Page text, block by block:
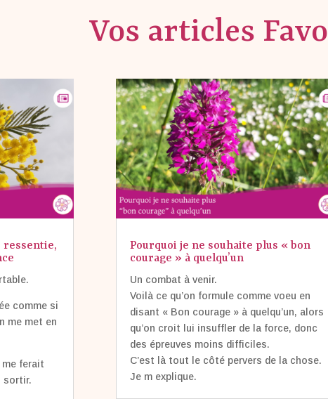
Vos articles
ressentie,
comme si
me met en
me ferait
sortir.
Pourquoi je ne souhaite plus « bon
courage » à quelqu’un
Un combat à venir.
Voilà ce qu’on formule comme voeu en
disant « Bon courage » à quelqu’un, alors
qu’on croit lui insuffler de la force, donc
des épreuves moins difficiles.
C’est là tout le côté pervers de la chose.
Je m explique.